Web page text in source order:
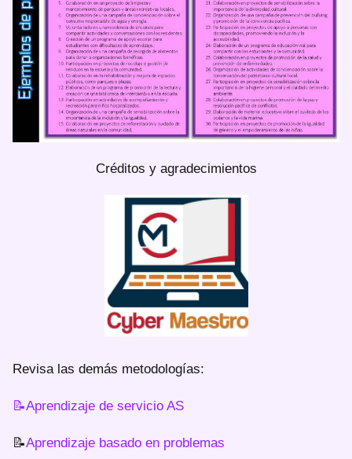
Créditos y agradecimientos
Revisa las demás metodologías:
📝Aprendizaje de servicio AS
📝Aprendizaje basado en problemas